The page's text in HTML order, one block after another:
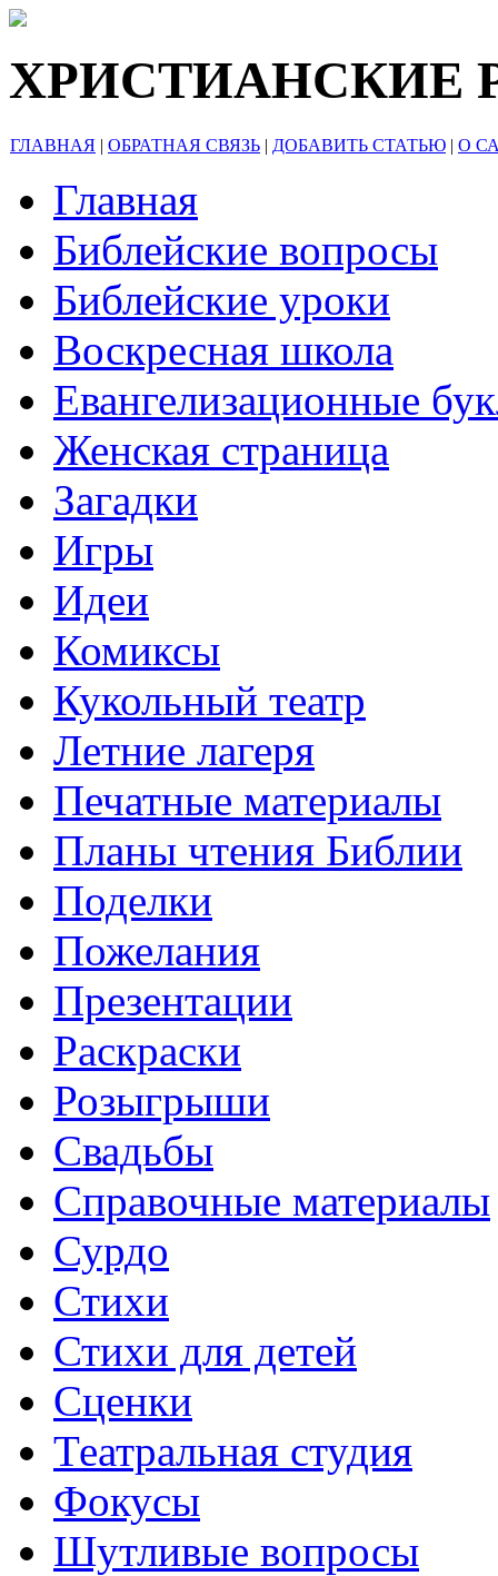
ХРИСТИАНСКИЕ
ГЛАВНАЯ | ОБРАТНАЯ СВЯЗЬ | ДОБАВИТЬ СТАТЬЮ | О
Главная
Библейские вопросы
Библейские уроки
Воскресная школа
Евангелизационные
Женская страница
Загадки
Игры
Идеи
Комиксы
Кукольный театр
Летние лагеря
Печатные материалы
Планы чтения Библии
Поделки
Пожелания
Презентации
Раскраски
Розыгрыши
Свадьбы
Справочные материалы
Сурдо
Стихи
Стихи для детей
Сценки
Театральная студия
Фокусы
Шутливые вопросы